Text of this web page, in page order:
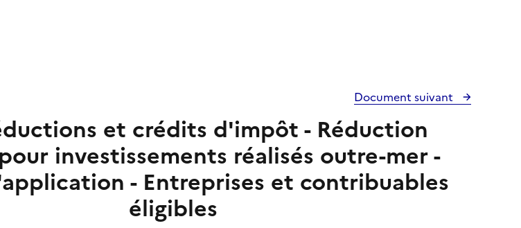
Document suivant
et crédits d'impôt - Réduction
investissements réalisés outre-mer -
- Entreprises et contribuables
éligibles